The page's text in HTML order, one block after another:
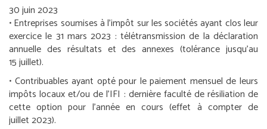
30 juin 2023
•Entreprises soumises à l’impôt sur les sociétés ayant clos leur
exercice le 31 mars 2023 : télétransmission de la déclaration
annuelle des résultats et des annexes (tolérance jusqu’au
15 juillet).
• Contribuables ayant opté pour le paiement mensuel de leurs
impôts locaux et/ou de l’IFI : dernière faculté de résiliation de
cette option pour l’année en cours (effet à compter de
juillet 2023).